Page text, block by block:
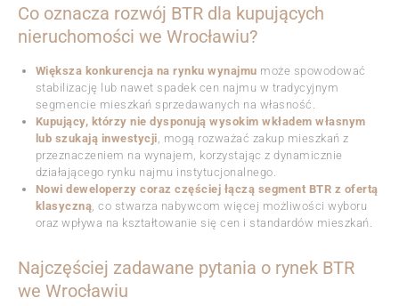
Co oznacza rozwój BTR dla kupujących
nieruchomości we Wrocławiu?
Większa konkurencja na rynku wynajmu może spowodować
stabilizację lub nawet spadek cen najmu w tradycyjnym
segmencie mieszkań sprzedawanych na własność.
Kupujący, którzy nie dysponują wysokim wkładem własnym
lub szukają inwestycji, mogą rozważać zakup mieszkań z
przeznaczeniem na wynajem, korzystając z dynamicznie
działającego rynku najmu instytucjonalnego.
Nowi deweloperzy coraz częściej łączą segment BTR z ofertą
klasyczną, co stwarza nabywcom więcej możliwości wyboru
oraz wpływa na kształtowanie się cen i standardów mieszkań.
Najczęściej zadawane pytania o rynek BTR
we Wrocławiu